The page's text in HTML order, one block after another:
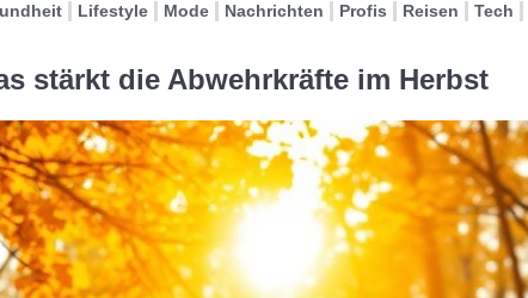
Lifestyle Mode Nachrichten Profis Reisen Tech
stärkt die Abwehrkräfte im Herbst